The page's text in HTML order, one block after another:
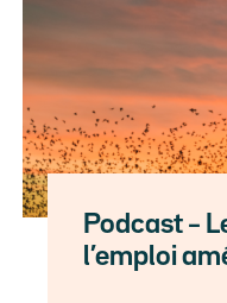
Podcast –
l’emploi